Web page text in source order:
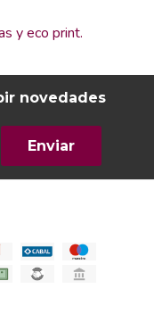
y eco print.
novedades
Enviar